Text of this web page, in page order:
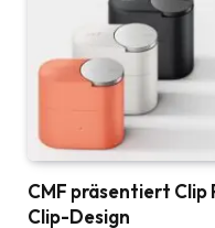
CMF präsentiert Clip
Clip-Design